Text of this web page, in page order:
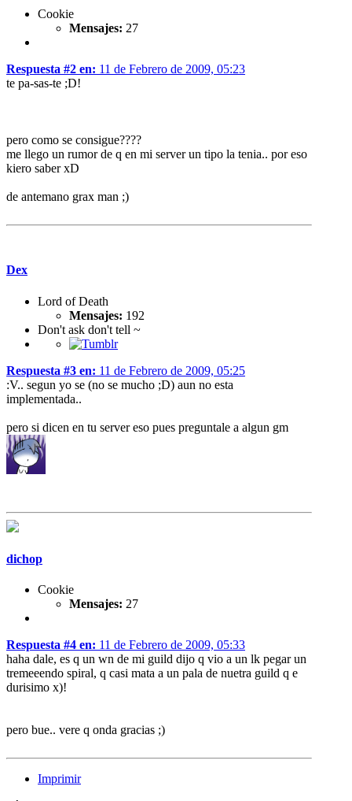
Cookie
Mensajes: 27
Respuesta #2 en: 11 de Febrero de 2009, 05:23
te pa-sas-te ;D!
pero como se consigue????
me llego un rumor de q en mi server un tipo la tenia.. por eso
kiero saber xD
de antemano grax man ;)
Dex
Lord of Death
Mensajes: 192
Don't ask don't tell ~
Respuesta #3 en: 11 de Febrero de 2009, 05:25
:V.. segun yo se (no se mucho ;D) aun no esta
implementada..
pero si dicen en tu server eso pues preguntale a algun gm
dichop
Cookie
Mensajes: 27
Respuesta #4 en: 11 de Febrero de 2009, 05:33
haha dale, es q un wn de mi guild dijo q vio a un lk pegar un
tremeeendo spiral, q casi mata a un pala de nuetra guild q e
durisimo x)!
pero bue.. vere q onda gracias ;)
Imprimir